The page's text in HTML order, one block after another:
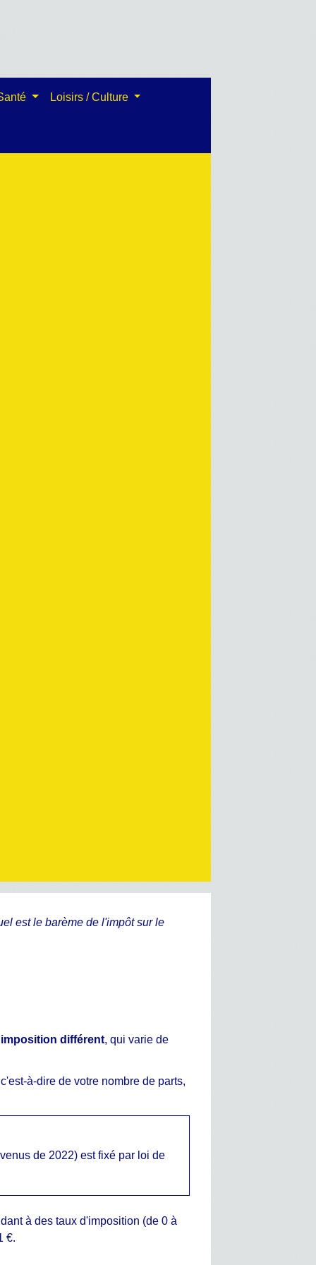
Loisirs / Culture
est le barème de l'impôt sur le
différent, qui varie de
à-dire de votre nombre de parts,
de 2022) est fixé par loi de